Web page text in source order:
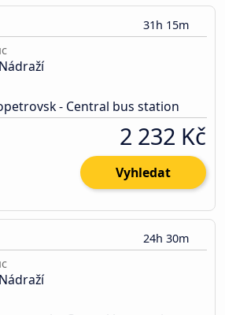
31h 15m
- Central bus station
2 232 Kč
Vyhledat
24h 30m